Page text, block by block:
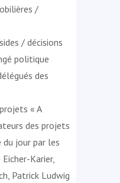
/
/ décisions
politique
des
« A
des projets
jour par les
Karier,
Patrick Ludwig